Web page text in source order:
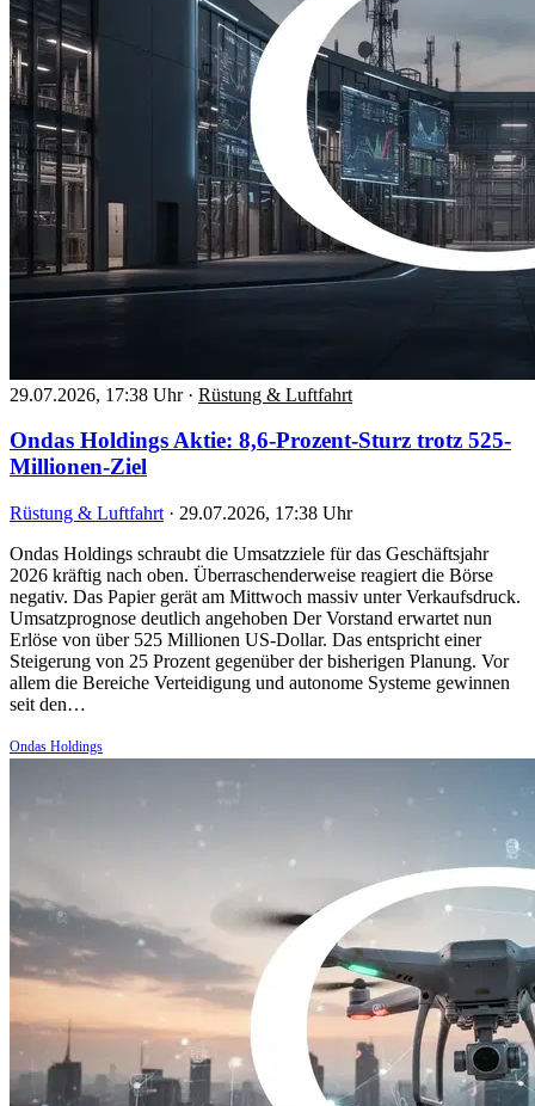
29.07.2026, 17:38 Uhr · Rüstung & Luftfahrt
Ondas Holdings Aktie: 8,6-Prozent-Sturz trotz 525-
Millionen-Ziel
Rüstung & Luftfahrt · 29.07.2026, 17:38 Uhr
Ondas Holdings schraubt die Umsatzziele für das Geschäftsjahr
2026 kräftig nach oben. Überraschenderweise reagiert die Börse
negativ. Das Papier gerät am Mittwoch massiv unter Verkaufsdruck.
Umsatzprognose deutlich angehoben Der Vorstand erwartet nun
Erlöse von über 525 Millionen US-Dollar. Das entspricht einer
Steigerung von 25 Prozent gegenüber der bisherigen Planung. Vor
allem die Bereiche Verteidigung und autonome Systeme gewinnen
seit den…
Ondas Holdings